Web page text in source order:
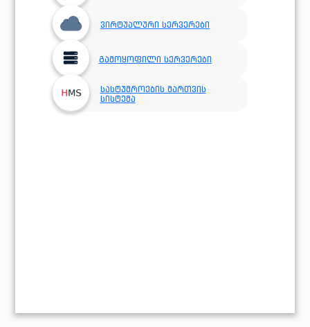
ვირტუალური სერვერები
გამოყოფილი სერვერები
სასტუმროების მართვის
სისტემა